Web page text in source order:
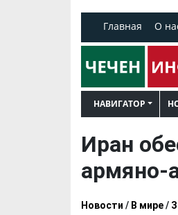
Главная О
НАВИГАТОР
Иран
армяно-
Новости / В мире/